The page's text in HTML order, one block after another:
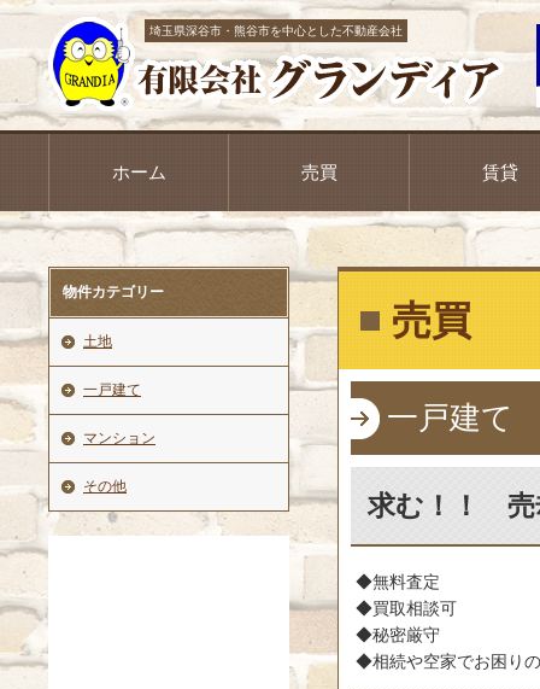
埼玉県深谷市・熊谷市を中心とした不動産会社
ホーム 売買 賃貸
売買
一戸建て
求む！！ 売
◆無料査定
◆買取相談可
◆秘密厳守
◆相続や空家でお困り
物件カテゴリー
土地
一戸建て
マンション
その他